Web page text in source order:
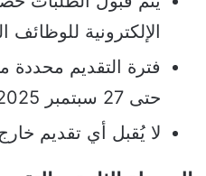
الإلكترونية للوظائف
حتى 27 سبتمبر 2025
لا يُقبل أي تقديم